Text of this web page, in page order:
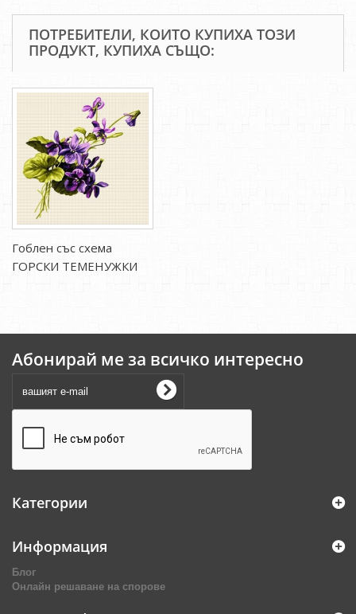
ПОТРЕБИТЕЛИ, КОИТО КУПИХА ТОЗИ
ПРОДУКТ, КУПИХА СЪЩО:
Гоблен със схема
ГОРСКИ ТЕМЕНУЖКИ
Абонирай ме за всичко интересно
Категории
Информация
Блог
Онлайн решаване на спорове